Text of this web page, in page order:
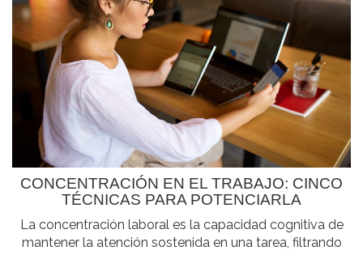
CONCENTRACIÓN EN EL TRABAJO: CINCO
TÉCNICAS PARA POTENCIARLA
La concentración laboral es la capacidad cognitiva de
mantener la atención sostenida en una tarea, filtrando